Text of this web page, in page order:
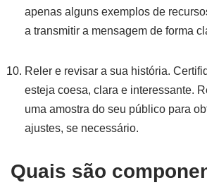
apenas alguns exemplos de
a transmitir a mensagem de forma
Reler e revisar a sua história.
esteja coesa, clara e interessante.
uma amostra do seu público para
ajustes, se necessário.
Quais são